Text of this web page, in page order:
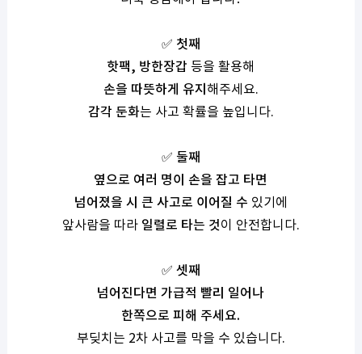
✅ 첫째
핫팩, 방한장갑 등을 활용해
손을 따뜻하게 유지 해주세요.
감각 둔화는 사고 확률을 높입니다.
✅ 둘째
옆으로 여러 명이 손을 잡고 타면
넘어졌을 시 큰 사고로 이어질 수 있기에
앞사람을 따라 일렬로 타는 것이 안전합니다.
✅ 셋째
넘어진다면 가급적 빨리 일어나
한쪽으로 피해 주세요.
부딪치는 2차 사고를 막을 수 있습니다.